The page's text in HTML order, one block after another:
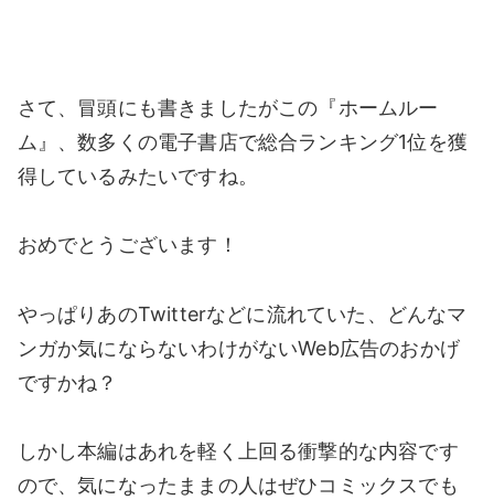
さて、冒頭にも書きましたがこの『ホームルー
ム』、数多くの電子書店で総合ランキング1位を獲
得しているみたいですね。
おめでとうございます！
やっぱりあのTwitterなどに流れていた、どんなマ
ンガか気にならないわけがないWeb広告のおかげ
ですかね？
しかし本編はあれを軽く上回る衝撃的な内容です
ので、気になったままの人はぜひコミックスでも